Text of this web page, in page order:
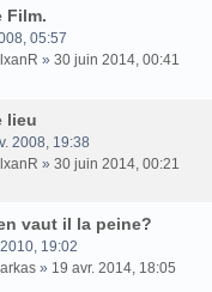
Film.
05:57
» 30 juin 2014, 00:41
lieu
2008, 19:38
» 30 juin 2014, 00:21
vaut il la peine?
19:02
» 19 avr. 2014, 18:05